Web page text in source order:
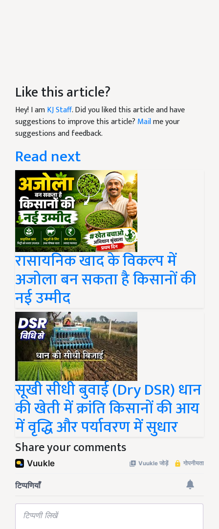
Like this article?
Hey! I amKJ Staff. Did you liked this article and have
suggestions to improve this article? Mailme your
suggestions and feedback.
Read next
रासायनिक खाद के विकल्प में
अजोला बन सकता है किसानों की
नई उम्मीद
सूखी सीधी बुवाई (Dry DSR) धान
की खेती में क्रांति किसानों की आय
में वृद्धि और पर्यावरण में सुधार
Share your comments